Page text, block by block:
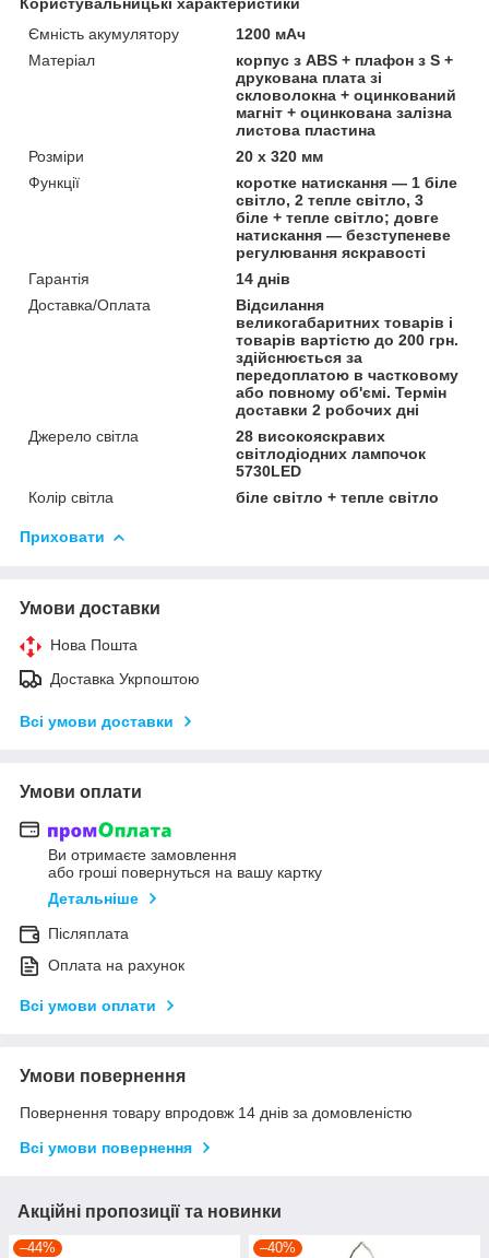
Ємність акумулятору
1200 мАч
Матеріал
корпус з ABS + плафон з S +
друкована плата зі
скловолокна + оцинкований
магніт + оцинкована залізна
листова пластина
Розміри
20 х 320 мм
Функції
коротке натискання — 1 біле
світло, 2 тепле світло, 3
біле + тепле світло; довге
натискання — безступеневе
регулювання яскравості
Гарантія
14 днів
Доставка/Оплата
Відсилання
великогабаритних товарів і
товарів вартістю до 200 грн.
здійснюється за
передоплатою в частковому
або повному об'ємі. Термін
доставки 2 робочих дні
Джерело світла
28 високояскравих
світлодіодних лампочок
5730LED
Колір світла
біле світло + тепле світло
Приховати
Умови доставки
Нова Пошта
Доставка Укрпоштою
Всі умови доставки
Умови оплати
Ви отримаєте замовлення
або гроші повернуться на вашу картку
Детальніше
Післяплата
Оплата на рахунок
Всі умови оплати
Умови повернення
Повернення товару впродовж 14 днів за домовленістю
Всі умови повернення
Акційні пропозиції та новинки
–44% –40%